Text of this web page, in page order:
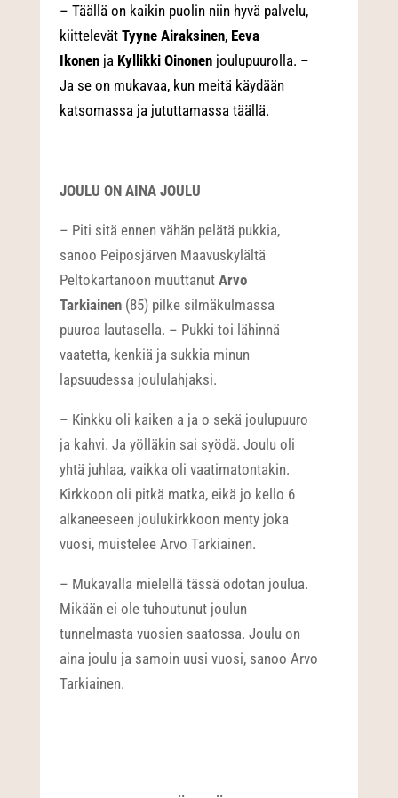
– Täällä on kaikin puolin niin hyvä palvelu,
kiittelevätTyyne Airaksinen, Eeva
Ikonen ja Kyllikki Oinonen joulupuurolla. –
Ja se on mukavaa, kun meitä käydään
katsomassa ja jututtamassa täällä.
JOULU ON AINA JOULU
– Piti sitä ennen vähän pelätä pukkia,
sanoo Peiposjärven Maavuskylältä
Peltokartanoon muuttanutArvo
Tarkiainen (85) pilke silmäkulmassa
puuroa lautasella. – Pukki toi lähinnä
vaatetta, kenkiä ja sukkia minun
lapsuudessa joululahjaksi.
– Kinkku oli kaiken a ja o sekä joulupuuro
ja kahvi. Ja yölläkin sai syödä. Joulu oli
yhtä juhlaa, vaikka oli vaatimatontakin.
Kirkkoon oli pitkä matka, eikä jo kello 6
alkaneeseen joulukirkkoon menty joka
vuosi, muistelee Arvo Tarkiainen.
– Mukavalla mielellä tässä odotan joulua.
Mikään ei ole tuhoutunut joulun
tunnelmasta vuosien saatossa. Joulu on
aina joulu ja samoin uusi vuosi, sanoo Arvo
Tarkiainen.